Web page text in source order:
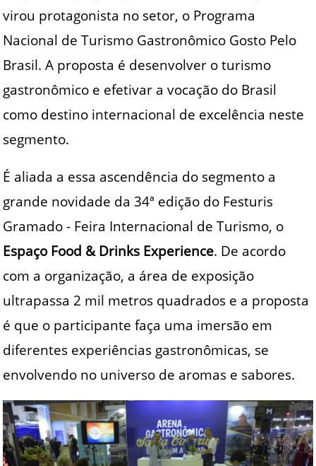
virou protagonista no setor, o Programa
Nacional de Turismo Gastronômico Gosto Pelo
Brasil. A proposta é desenvolver o turismo
gastronômico e efetivar a vocação do Brasil
como destino internacional de excelência neste
segmento.
É aliada a essa ascendência do segmento a
grande novidade da 34ª edição do Festuris
Gramado - Feira Internacional de Turismo, o
Espaço Food & Drinks Experience. De acordo
com a organização, a área de exposição
ultrapassa 2 mil metros quadrados e a proposta
é que o participante faça uma imersão em
diferentes experiências gastronômicas, se
envolvendo no universo de aromas e sabores.